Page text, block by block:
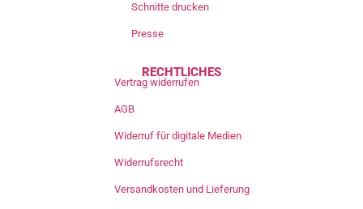
Schnitte drucken
Presse
RECHTLICHES
Vertrag widerrufen
AGB
Widerruf für digitale Medien
Widerrufsrecht
Versandkosten und Lieferung